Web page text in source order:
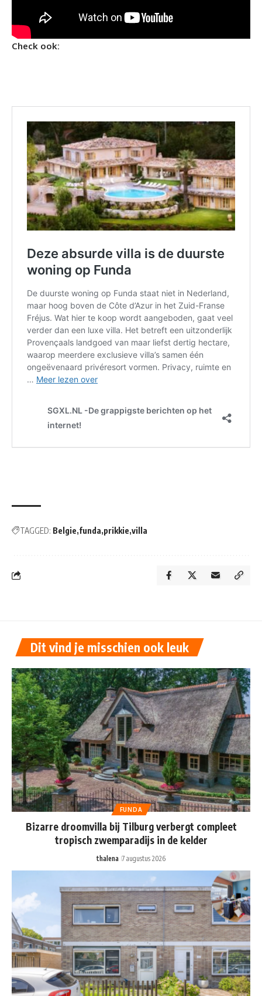
Check ook:
TAGGED: Belgie funda prikkie villa
Dit vind je misschien ook leuk
FUNDA
Bizarre droomvilla bij Tilburg verbergt compleet
tropisch zwemparadijs in de kelder
thalena 7 augustus 2026